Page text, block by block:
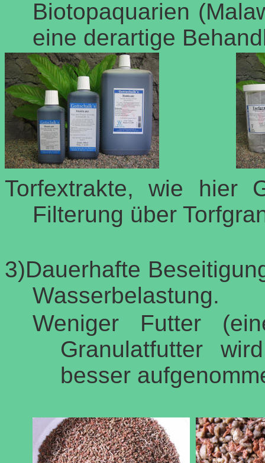
Biotopaquarien
eine derartige
Torfextrakte, wie hier
Filterung über
3)Dauerhafte
Wasserbelastung.
Weniger Futter
Granulatfutter
besser